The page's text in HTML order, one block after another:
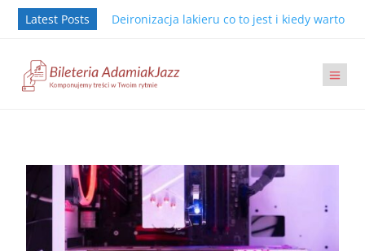
Latest Posts Deironizacja lakieru co to jest i kiedy warto ją